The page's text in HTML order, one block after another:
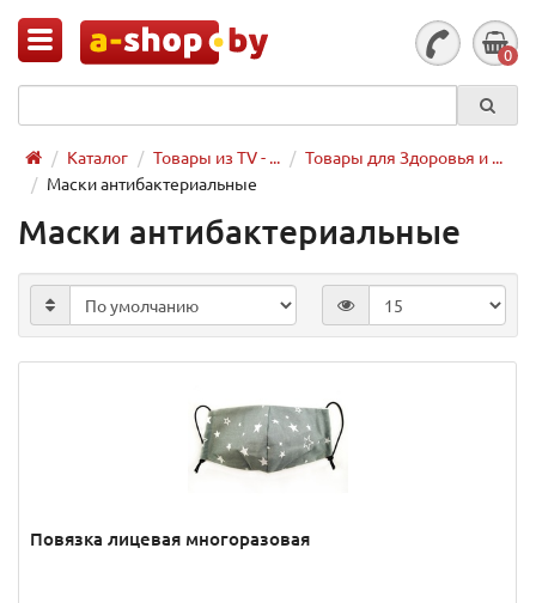
0
Каталог Товары из TV - ...
Товары для Здоровья и ...
Маски антибактериальные
Маски антибактериальные
Повязка лицевая многоразовая